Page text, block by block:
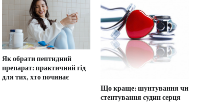
Як обрати пептидний
препарат: практичний гід
для тих, хто починає
Що краще: шунтування чи
стентування судин серця